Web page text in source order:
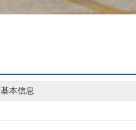
基本信息